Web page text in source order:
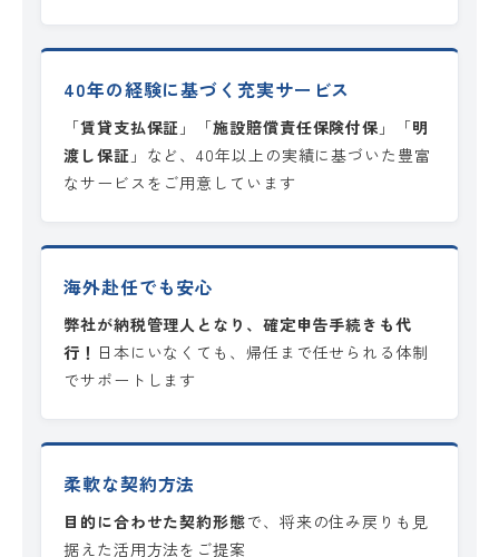
40年の経験に基づく充実サービス
「賃貸支払保証 」「施設賠償責任保険付保 」「明
渡し保証 」など、40年以上の実績に基づいた豊富
なサービスをご用意しています
海外赴任でも安心
弊社が納税管理人となり、確定申告手続きも代
行！ 日本にいなくても、帰任まで任せられる体制
でサポートします
柔軟な契約方法
目的に合わせた契約形態で、将来の住み戻りも見
据えた活用方法をご提案